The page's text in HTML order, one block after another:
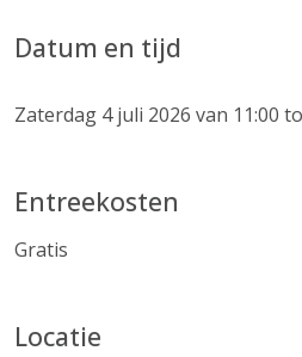
Datum en tijd
Zaterdag 4 juli 2026 van 11:00
Entreekosten
Gratis
Locatie